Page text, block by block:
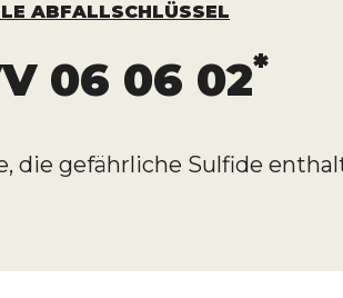
ABFALLSCHLÜSSEL
06 06 02*
die gefährliche Sulfide